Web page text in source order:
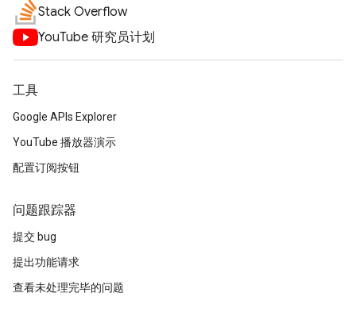
Stack Overflow
YouTube 研究员计划
工具
Google APIs Explorer
YouTube 播放器演示
配置订阅按钮
问题跟踪器
提交 bug
提出功能请求
查看未处理完毕的问题